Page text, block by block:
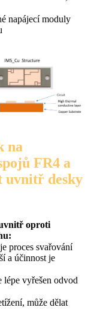
napájecí moduly
na
FR4 a
uvnitř desky
oproti
proces svařování
a účinnost je
lépe vyřešen odvod
může dělat